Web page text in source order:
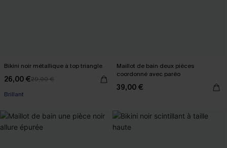
Bikini noir métallique à top triangle
26,00 €29,00 €
Brillant
Maillot de bain deux pièces
coordonné avec paréo
39,00 €